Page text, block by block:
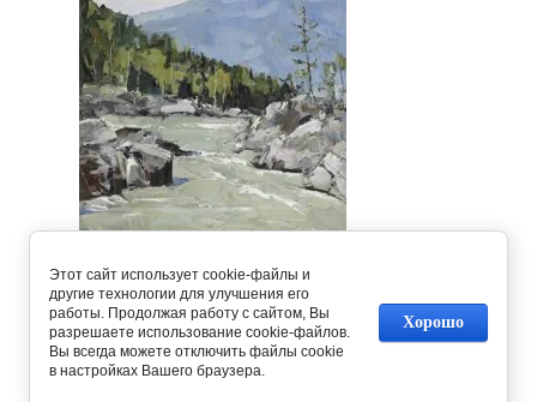
Следующее
Этот сайт использует cookie-файлы и
другие технологии для улучшения его
работы. Продолжая работу с сайтом, Вы
разрешаете использование cookie-файлов.
Вы всегда можете отключить файлы cookie
в настройках Вашего браузера.
Хорошо